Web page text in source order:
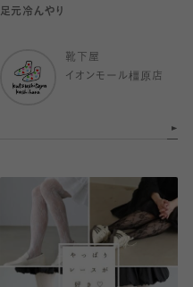
足元冷んやり
靴下屋
イオンモール橿原店